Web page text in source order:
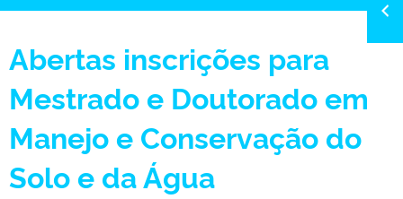
Abertas inscrições para
Mestrado e Doutorado em
Manejo e Conservação do
Solo e da Água